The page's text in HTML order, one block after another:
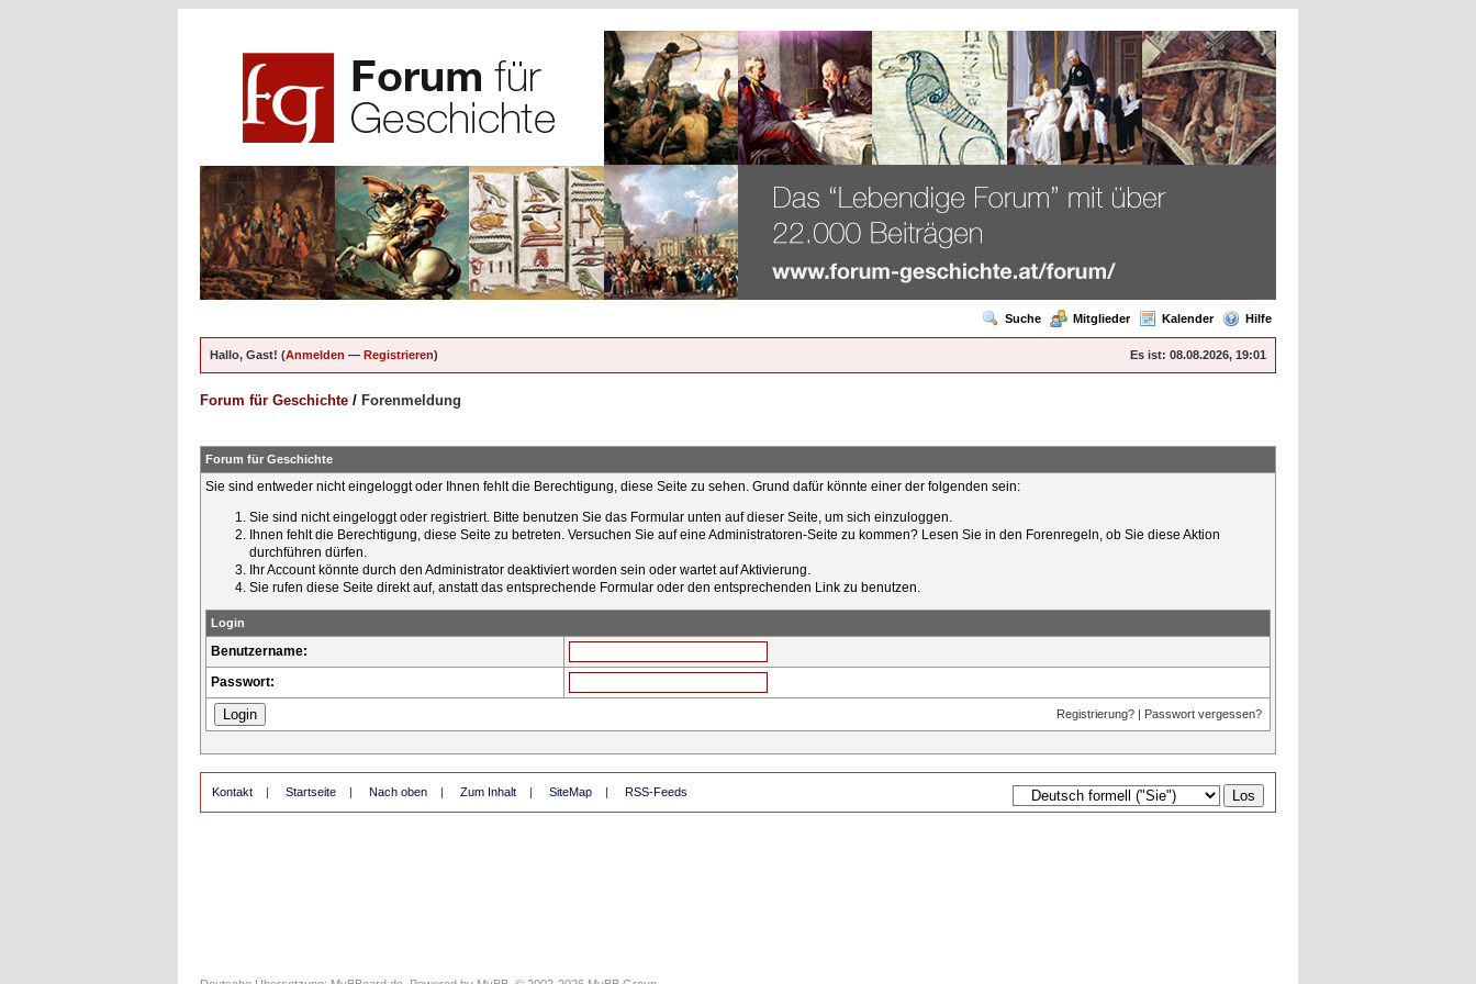
Suche Mitglieder Kalender Hilfe
Es ist: 08.08.2026, 19:01
Hallo, Gast! (Anmelden — Registrieren)
Forum für Geschichte / Forenmeldung
Forum für Geschichte
Sie sind entweder nicht eingeloggt oder Ihnen fehlt die Berechtigung, diese Seite zu sehen. Grund dafür könnte einer der folgenden sein:
Sie sind nicht eingeloggt oder registriert. Bitte benutzen Sie das Formular unten auf dieser Seite, um sich einzuloggen.
Ihnen fehlt die Berechtigung, diese Seite zu betreten. Versuchen Sie auf eine Administratoren-Seite zu kommen? Lesen Sie in den Forenregeln, ob Sie diese Aktion
durchführen dürfen.
Ihr Account könnte durch den Administrator deaktiviert worden sein oder wartet auf Aktivierung.
Sie rufen diese Seite direkt auf, anstatt das entsprechende Formular oder den entsprechenden Link zu benutzen.
Login
Benutzername:
Passwort:
Registrierung? | Passwort vergessen?
Kontakt | Startseite | Nach oben | Zum Inhalt | SiteMap | RSS-Feeds